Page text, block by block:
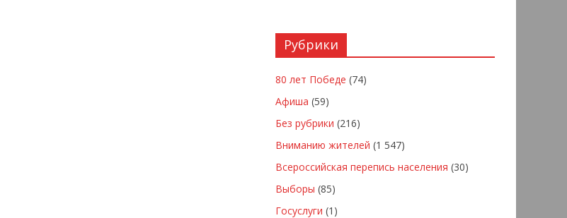
Рубрики
80 лет Победе (74)
Афиша (59)
Без рубрики (216)
Вниманию жителей (1 547)
Всероссийская перепись населения (30)
Выборы (85)
Госуслуги (1)